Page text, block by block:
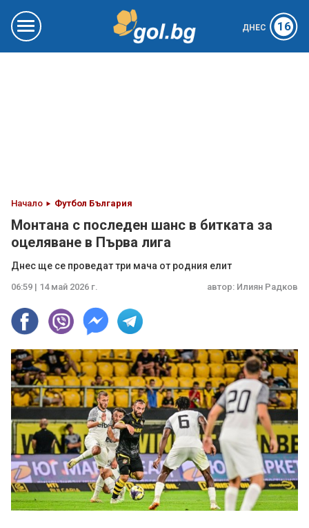
ДНЕС 16
Начало Футбол България
Монтана с последен шанс в битката за
оцеляване в Първа лига
Днес ще се проведат три мача от родния елит
06:59 | 14 май 2026 г. автор: Илиян Радков